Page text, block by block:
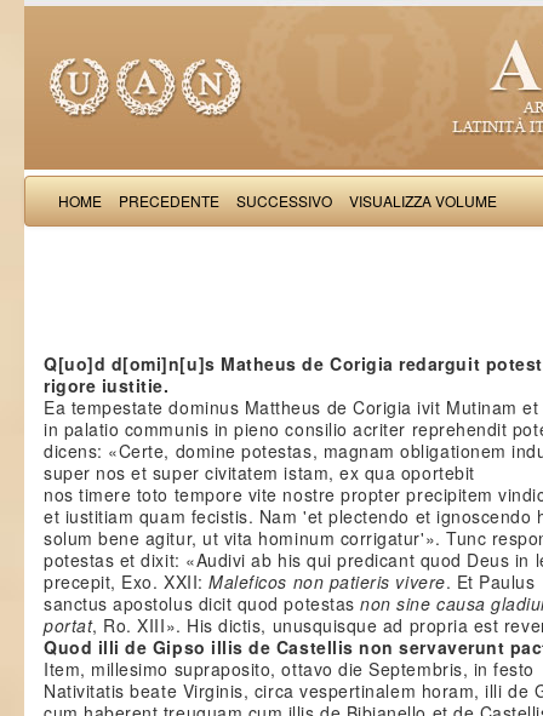
HOME PRECEDENTE SUCCESSIVO VISUALIZZA VOLUME
Q[uo]d d[omi]n[u]s Matheus de Corigia redarguit
rigore iustitie.
Ea tempestate dominus Mattheus de Corigia ivit Mutinam et
in palatio communis in pieno consilio acriter reprehendit
dicens: «Certe, domine potestas, magnam obligationem
super nos et super civitatem istam, ex qua oportebit
nos timere toto tempore vite nostre propter precipitem
et iustitiam quam fecistis. Nam 'et plectendo et ignoscendo
solum bene agitur, ut vita hominum corrigatur'». Tunc
potestas et dixit: «Audivi ab his qui predicant quod Deus in
precepit, Exo. XXII:Maleficos non patieris vivere. Et Paulus
sanctus apostolus dicit quod potestasnon sine causa
portat, Ro. XIII». His dictis, unusquisque ad propria est
Quod illi de Gipso illis de Castellis non servaverunt
Item, millesimo supraposito, ottavo die Septembris, in festo
Nativitatis beate Virginis, circa vespertinalem horam, illi de